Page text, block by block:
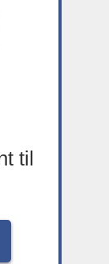
til